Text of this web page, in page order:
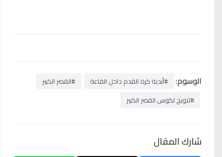
الوسوم: #أندية كرة القدم داخل القاعة
#القصر الكبير
#تتويج لكوس القصر الكبير
شارك المقال